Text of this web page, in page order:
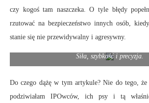
czy kogoś tam naszczeka. O tyle błędy
rzutować na bezpieczeństwo innych osób,
stanie się nie przewidywalny i agresywny.
Siła, szybkość i precyzja.
Do czego dążę w tym artykule? Nie do tego, że
podziwiałam IPOwców, ich psy i tą